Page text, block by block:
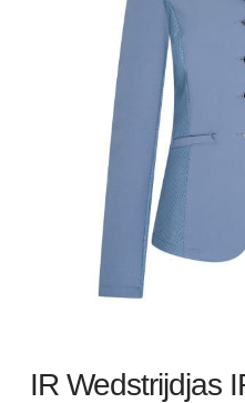
IR Wedstrijdjas